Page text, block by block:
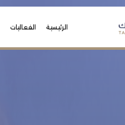
الرئيسية الفعاليات